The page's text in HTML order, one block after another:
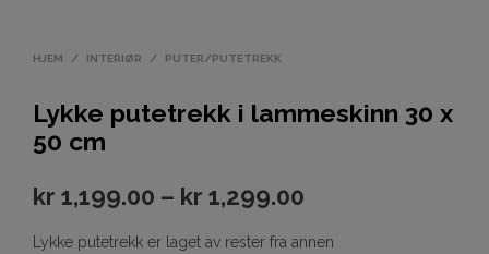
HJEM / INTERIØR / PUTER/PUTETREKK
Lykke putetrekk i lammeskinn 30 x
50 cm
kr 1,199.00 – kr 1,299.00
Lykke putetrekk er laget av rester fra annen